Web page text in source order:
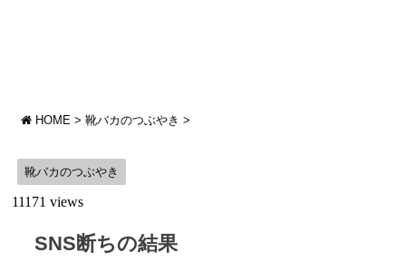
HOME > 靴バカのつぶやき >
靴バカのつぶやき
11171 views
SNS断ちの結果